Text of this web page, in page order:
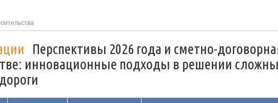
Перспективы 2026 года и сметно-
инновационные подходы в решении